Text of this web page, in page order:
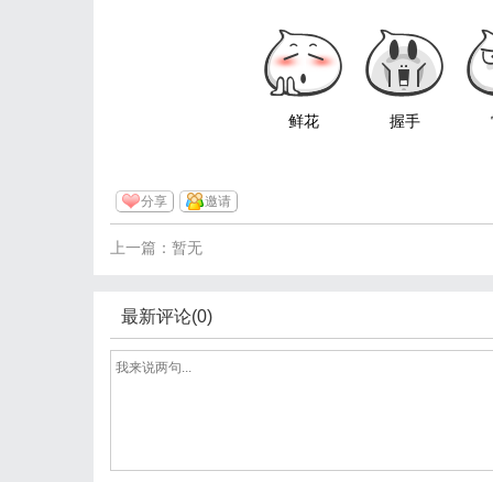
鲜花 握手
分享 邀请
上一篇：暂无
最新评论(0)